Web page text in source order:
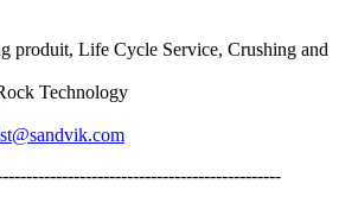
produit, Life Cycle Service, Crushing and
Technology